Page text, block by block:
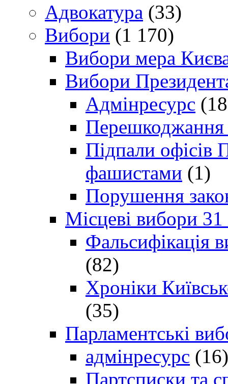
Адвокатура (33)
Вибори (1 170)
Вибори мера
Вибори
Адмінресурс
Перешкоджання
Підпали офісів
фашистами (1)
Порушення
Місцеві вибори
Фальсифікація
(82)
Хроніки
(35)
Парламентські
адмінресурс (16)
Партсписки та